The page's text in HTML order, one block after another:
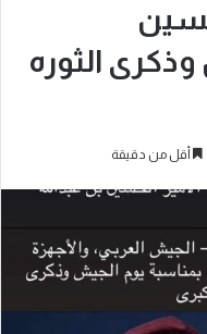
الثوره
أقل من دقيقة